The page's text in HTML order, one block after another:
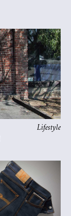
Lifestyle